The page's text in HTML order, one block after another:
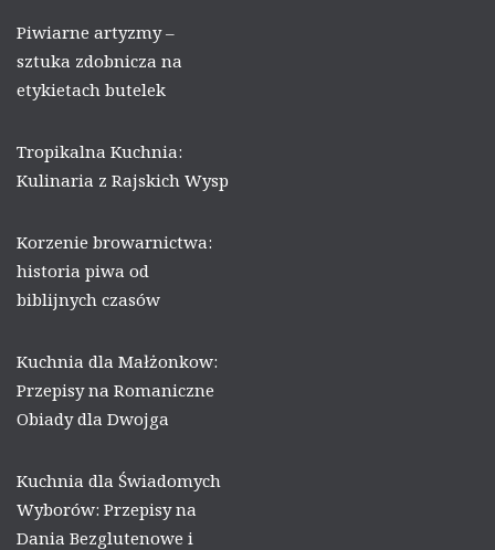
Piwiarne artyzmy –
sztuka zdobnicza na
etykietach butelek
Tropikalna Kuchnia:
Kulinaria z Rajskich Wysp
Korzenie browarnictwa:
historia piwa od
biblijnych czasów
Kuchnia dla Małżonkow:
Przepisy na Romaniczne
Obiady dla Dwojga
Kuchnia dla Świadomych
Wyborów: Przepisy na
Dania Bezglutenowe i